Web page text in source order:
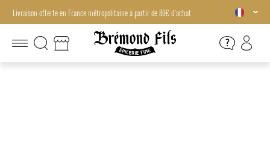
Livraison offerte en France métropolitaine à partir de 80€ d'achat